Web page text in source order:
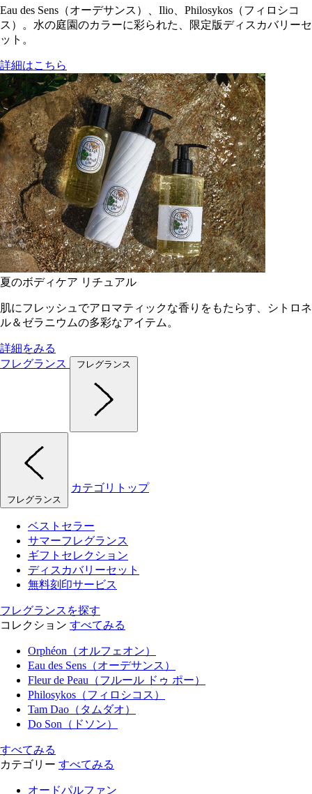
Eau des Sens（オーデサンス）、Ilio、Philosykos（フィロシコ
ス）。水の庭園のカラーに彩られた、限定版ディスカバリーセ
ット。
詳細はこちら
夏のボディケア リチュアル
肌にフレッシュでアロマティックな香りをもたらす、シトロネ
ル＆ゼラニウムの多彩なアイテム。
詳細をみる
フレグランス
フレグランス
フレグランス
カテゴリトップ
ベストセラー
サマーフレグランス
ギフトセレクション
ディスカバリーセット
無料刻印サービス
フレグランスを探す
コレクション すべてみる
Orphéon（オルフェオン）
Eau des Sens（オーデサンス）
Fleur de Peau（フルール ドゥ ポー）
Philosykos（フィロシコス）
Tam Dao（タムダオ）
Do Son（ドソン）
すべてみる
カテゴリー すべてみる
オードパルファン